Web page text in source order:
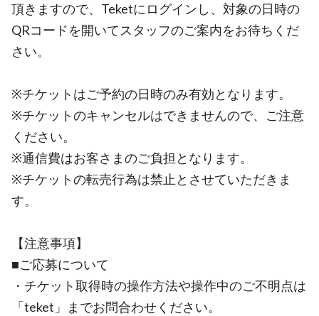
頂きますので、Teketにログインし、対象の日時の
QRコードを開いてスタッフのご案内をお待ちくだ
さい。
※チケットはご予約の日時のみ有効となります。
※チケットのキャンセルはできませんので、ご注意
ください。
※通信費はお客さまのご負担となります。
※チケットの転売行為は禁止とさせていただきま
す。
【注意事項】
■ご応募について
・チケット取得時の操作方法や操作中のご不明点は
「teket」までお問合わせください。